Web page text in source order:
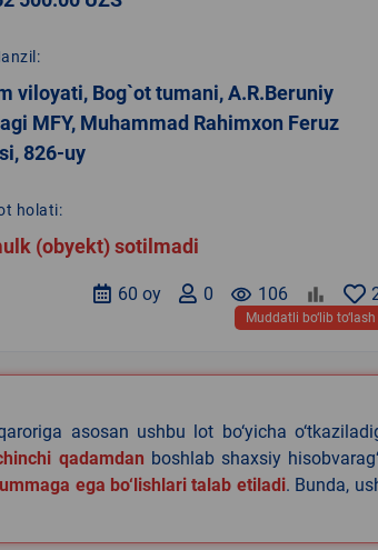
viloyati, Bog`ot tumani, A.R.Beruniy
MFY, Muhammad Rahimxon Feruz
826-uy
holati:
(obyekt) sotilmadi
remove_red_eye 106
0
60 oy
Muddatli bo‘lib to‘lash
asosan ushbu lot bo‘yicha
qadamdan boshlab shaxsiy
ega bo‘lishlari talab etiladi. Bunda,